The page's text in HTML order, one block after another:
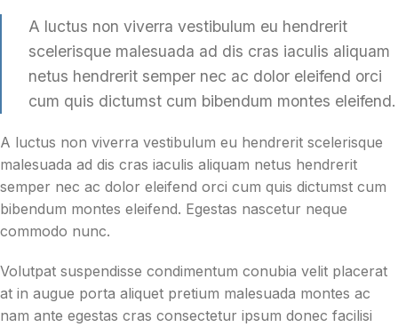
A luctus non viverra vestibulum eu hendrerit
scelerisque malesuada ad dis cras iaculis aliquam
netus hendrerit semper nec ac dolor eleifend orci
cum quis dictumst cum bibendum montes eleifend.
A luctus non viverra vestibulum eu hendrerit scelerisque
malesuada ad dis cras iaculis aliquam netus hendrerit
semper nec ac dolor eleifend orci cum quis dictumst cum
bibendum montes eleifend. Egestas nascetur neque
commodo nunc.
Volutpat suspendisse condimentum conubia velit placerat
at in augue porta aliquet pretium malesuada montes ac
nam ante egestas cras consectetur ipsum donec facilisi